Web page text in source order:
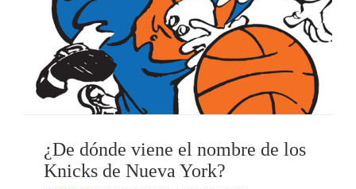
¿De dónde viene el nombre de los
Knicks de Nueva York?